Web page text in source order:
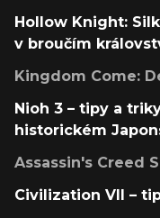
Hollow Knight:
v broučím
Kingdom Come:
Nioh 3 – tipy a
historickém
Assassin's Creed
Civilization VII –